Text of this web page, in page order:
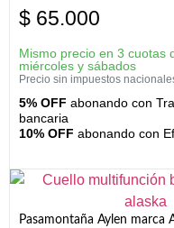
$ 65.000
Mismo precio en 3 cuotas
miércoles y sábados
Precio sin impuestos
5% OFF abonando con
bancaria
10% OFF abonando con
Pasamontaña Aylen marca